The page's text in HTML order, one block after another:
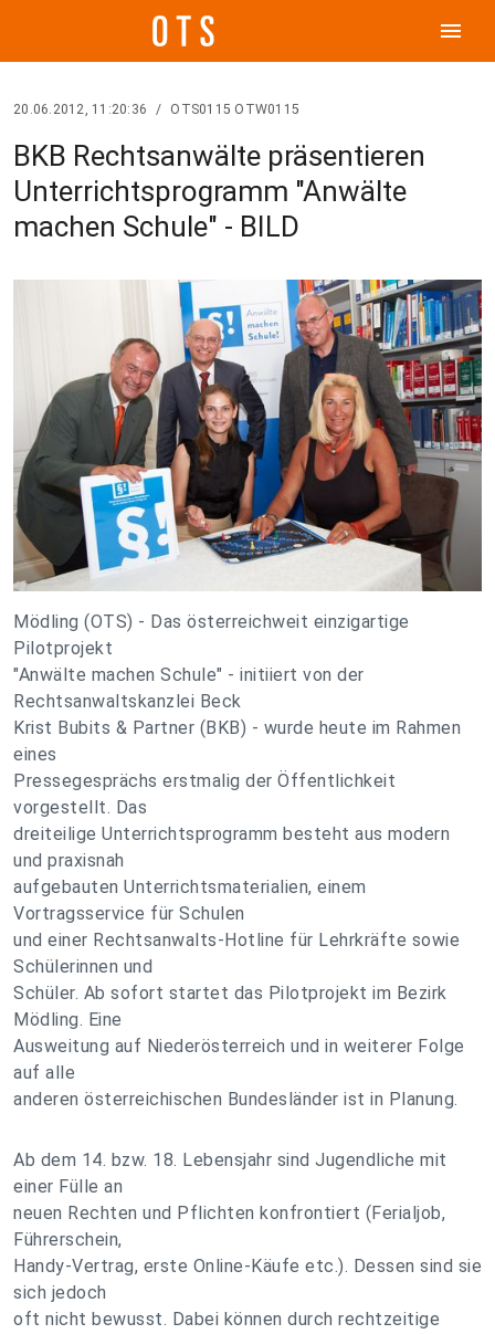
menu
20.06.2012, 11:20:36 / OTS0115 OTW0115
BKB Rechtsanwälte präsentieren
Unterrichtsprogramm "Anwälte
machen Schule" - BILD
Mödling (OTS) - Das österreichweit einzigartige
Pilotprojekt
"Anwälte machen Schule" - initiiert von der
Rechtsanwaltskanzlei Beck
Krist Bubits & Partner (BKB) - wurde heute im Rahmen
eines
Pressegesprächs erstmalig der Öffentlichkeit
vorgestellt. Das
dreiteilige Unterrichtsprogramm besteht aus modern
und praxisnah
aufgebauten Unterrichtsmaterialien, einem
Vortragsservice für Schulen
und einer Rechtsanwalts-Hotline für Lehrkräfte sowie
Schülerinnen und
Schüler. Ab sofort startet das Pilotprojekt im Bezirk
Mödling. Eine
Ausweitung auf Niederösterreich und in weiterer Folge
auf alle
anderen österreichischen Bundesländer ist in Planung.
Ab dem 14. bzw. 18. Lebensjahr sind Jugendliche mit
einer Fülle an
neuen Rechten und Pflichten konfrontiert (Ferialjob,
Führerschein,
Handy-Vertrag, erste Online-Käufe etc.). Dessen sind sie
sich jedoch
oft nicht bewusst. Dabei können durch rechtzeitige